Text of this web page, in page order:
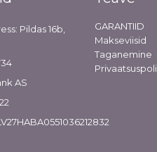
Pildas 16b,
AS
GARANTIID
Makseviisid
Taganemine